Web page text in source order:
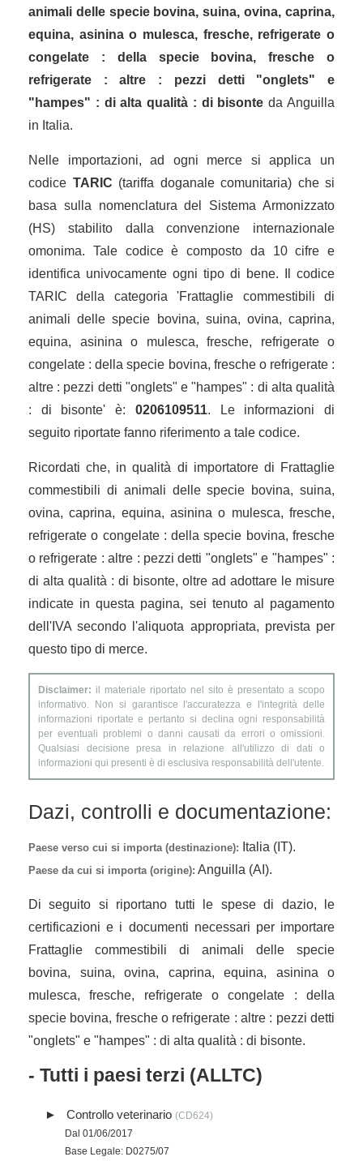
animali delle specie bovina, suina, ovina, caprina,
equina, asinina o mulesca, fresche, refrigerate o
congelate : della specie bovina, fresche o
refrigerate : altre : pezzi detti "onglets" e
"hampes" : di alta qualità : di bisonte da Anguilla
in Italia.
Nelle importazioni, ad ogni merce si applica un
codice TARIC (tariffa doganale comunitaria) che si
basa sulla nomenclatura del Sistema Armonizzato
(HS) stabilito dalla convenzione internazionale
omonima. Tale codice è composto da 10 cifre e
identifica univocamente ogni tipo di bene. Il codice
TARIC della categoria 'Frattaglie commestibili di
animali delle specie bovina, suina, ovina, caprina,
equina, asinina o mulesca, fresche, refrigerate o
congelate : della specie bovina, fresche o refrigerate :
altre : pezzi detti "onglets" e "hampes" : di alta qualità
: di bisonte' è: 0206109511. Le informazioni di
seguito riportate fanno riferimento a tale codice.
Ricordati che, in qualità di importatore di Frattaglie
commestibili di animali delle specie bovina, suina,
ovina, caprina, equina, asinina o mulesca, fresche,
refrigerate o congelate : della specie bovina, fresche
o refrigerate : altre : pezzi detti "onglets" e "hampes" :
di alta qualità : di bisonte, oltre ad adottare le misure
indicate in questa pagina, sei tenuto al pagamento
dell'IVA secondo l'aliquota appropriata, prevista per
questo tipo di merce.
Disclaimer: il materiale riportato nel sito è presentato a scopo
informativo. Non si garantisce l'accuratezza e l'integrità delle
informazioni riportate e pertanto si declina ogni responsabilità
per eventuali problemi o danni causati da errori o omissioni.
Qualsiasi decisione presa in relazione all'utilizzo di dati o
informazioni qui presenti è di esclusiva responsabilità dell'utente.
Dazi, controlli e documentazione:
Paese verso cui si importa (destinazione): Italia (IT).
Paese da cui si importa (origine): Anguilla (AI).
Di seguito si riportano tutti le spese di dazio, le
certificazioni e i documenti necessari per importare
Frattaglie commestibili di animali delle specie
bovina, suina, ovina, caprina, equina, asinina o
mulesca, fresche, refrigerate o congelate : della
specie bovina, fresche o refrigerate : altre : pezzi detti
"onglets" e "hampes" : di alta qualità : di bisonte.
- Tutti i paesi terzi (ALLTC)
Controllo veterinario (CD624)
Dal 01/06/2017
Base Legale: D0275/07